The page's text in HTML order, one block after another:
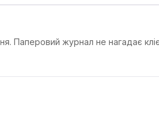
Паперовий журнал не нагадає